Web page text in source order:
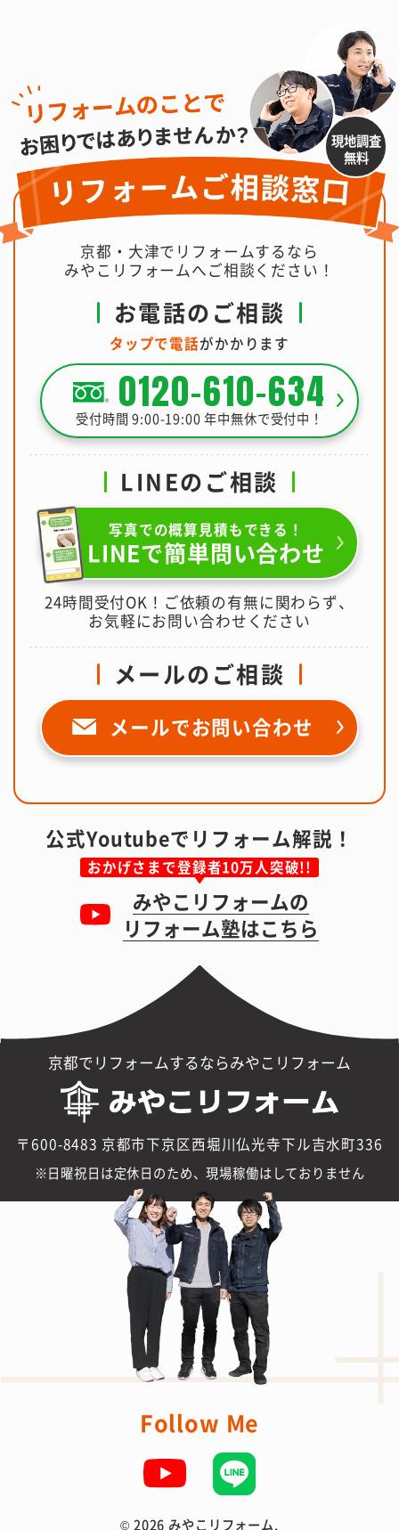
現地調査
無料
京都・大津でリフォームするなら
みやこリフォームへご相談ください！
お電話のご相談
タップで電話がかかります
0120-610-634
受付時間 9:00-19:00 年中無休で受付中！
LINEのご相談
写真での概算見積もできる！
LINEで簡単問い合わせ
24時間受付OK！ご依頼の有無に関わらず、
お気軽にお問い合わせください
メールのご相談
メールでお問い合わせ
公式Youtubeでリフォーム解説！
おかげさまで登録者10万人突破!!
みやこリフォームの
リフォーム塾はこちら
京都でリフォームするならみやこリフォーム
〒600-8483 京都市下京区西堀川仏光寺下ル吉水町336
日曜祝日は定休日のため、現場稼働はしておりません
Follow Me
© 2026 みやこリフォーム.